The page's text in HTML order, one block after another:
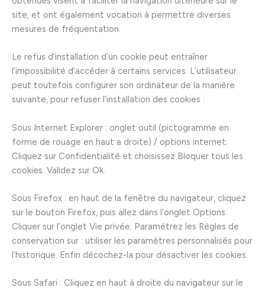
site, et ont également vocation à permettre diverses
mesures de fréquentation.
Le refus d’installation d’un cookie peut entraîner
l’impossibilité d’accéder à certains services. L’utilisateur
peut toutefois configurer son ordinateur de la manière
suivante, pour refuser l’installation des cookies :
Sous Internet Explorer : onglet outil (pictogramme en
forme de rouage en haut a droite) / options internet.
Cliquez sur Confidentialité et choisissez Bloquer tous les
cookies. Validez sur Ok.
Sous Firefox : en haut de la fenêtre du navigateur, cliquez
sur le bouton Firefox, puis allez dans l’onglet Options.
Cliquer sur l’onglet Vie privée. Paramétrez les Règles de
conservation sur : utiliser les paramètres personnalisés pour
l’historique. Enfin décochez-la pour désactiver les cookies.
Sous Safari : Cliquez en haut à droite du navigateur sur le